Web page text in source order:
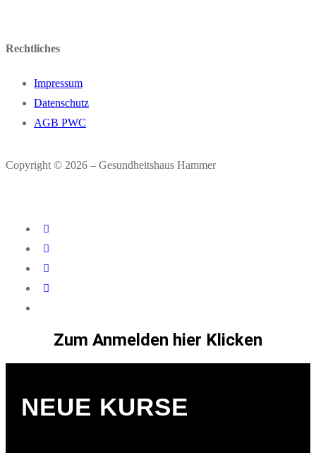
Rechtliches
Impressum
Datenschutz
AGB PWC
Copyright © 2026 – Gesundheitshaus Hammer
Zum Anmelden hier Klicken
NEUE KURSE